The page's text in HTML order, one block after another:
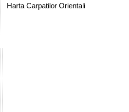
Harta Carpatilor Orientali